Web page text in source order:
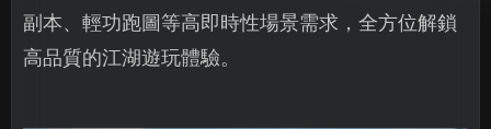
副本、輕功跑圖等高即時性場景需求，全方位解鎖
高品質的江湖遊玩體驗。